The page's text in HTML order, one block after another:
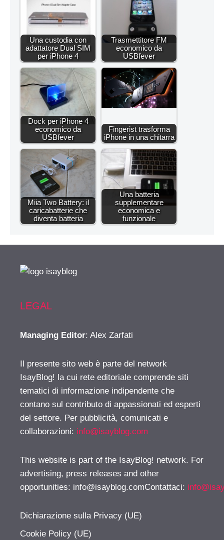
Una custodia con
adattatore Dual SIM
per iPhone 4
Trasmettitore FM
economico da
USBfever
Dock per iPhone 4
economico da
USBfever
Fingerist trasforma
iPhone in una chitarra
Miia Two Battery: il
caricabatterie che
diventa batteria
Una batteria
supplementare
economica e
funzionale
LEGAL
Managing Editor: Alex Zarfati
Il presente sito web è parte del network
IsayBlog! la cui rete editoriale comprende siti
tematici di informazione indipendente che
contano sul contributo di appassionati ed esperti
del settore. Per pubblicità, comunicati e
collaborazioni: info@isayblog.com
This website is part of the IsayBlog! network. For
advertising, press releases and other
opportunities: info@isayblog.comContattaci:
Dichiarazione sulla Privacy (UE)
Cookie Policy (UE)